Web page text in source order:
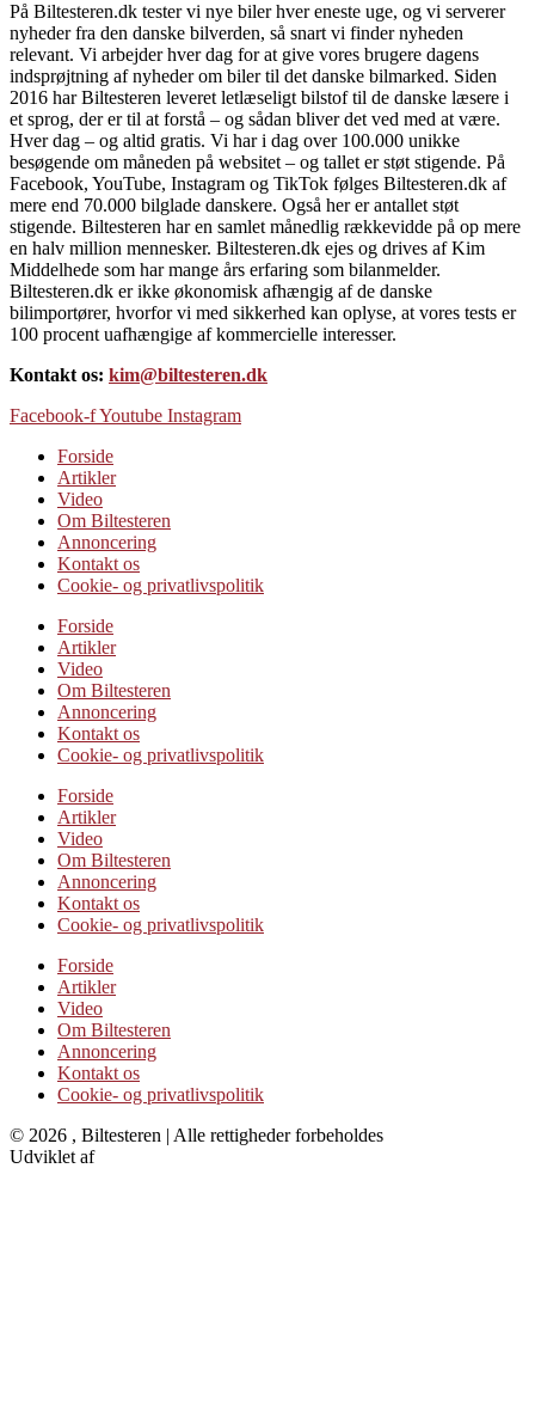
På Biltesteren.dk tester vi nye biler hver eneste uge, og vi serverer
nyheder fra den danske bilverden, så snart vi finder nyheden
relevant. Vi arbejder hver dag for at give vores brugere dagens
indsprøjtning af nyheder om biler til det danske bilmarked. Siden
2016 har Biltesteren leveret letlæseligt bilstof til de danske læsere i
et sprog, der er til at forstå – og sådan bliver det ved med at være.
Hver dag – og altid gratis. Vi har i dag over 100.000 unikke
besøgende om måneden på websitet – og tallet er støt stigende. På
Facebook, YouTube, Instagram og TikTok følges Biltesteren.dk af
mere end 70.000 bilglade danskere. Også her er antallet støt
stigende. Biltesteren har en samlet månedlig rækkevidde på op mere
en halv million mennesker. Biltesteren.dk ejes og drives af Kim
Middelhede som har mange års erfaring som bilanmelder.
Biltesteren.dk er ikke økonomisk afhængig af de danske
bilimportører, hvorfor vi med sikkerhed kan oplyse, at vores tests er
100 procent uafhængige af kommercielle interesser.
Kontakt os: kim@biltesteren.dk
Facebook-fYoutube Instagram
Forside
Artikler
Video
Om Biltesteren
Annoncering
Kontakt os
Cookie- og privatlivspolitik
Forside
Artikler
Video
Om Biltesteren
Annoncering
Kontakt os
Cookie- og privatlivspolitik
Forside
Artikler
Video
Om Biltesteren
Annoncering
Kontakt os
Cookie- og privatlivspolitik
Forside
Artikler
Video
Om Biltesteren
Annoncering
Kontakt os
Cookie- og privatlivspolitik
© 2026 , Biltesteren | Alle rettigheder forbeholdes
Udviklet af